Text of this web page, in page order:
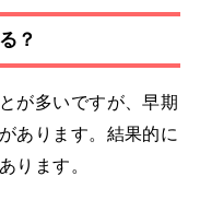
？
が多いですが、早期
あります。結果的に
ります。